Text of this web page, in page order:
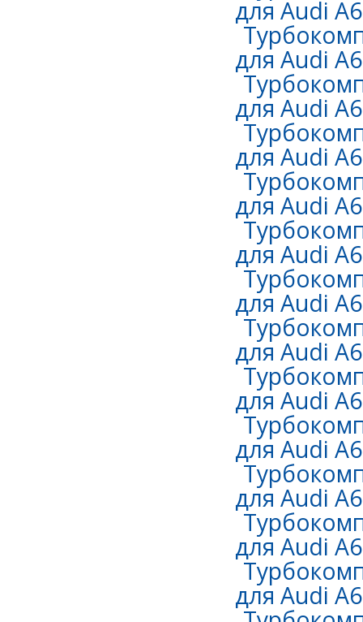
для Audi
для Audi
для Audi
для Audi
для Audi
для Audi
для Audi
для Audi
для Audi
для Audi
для Audi
для Audi
для Audi